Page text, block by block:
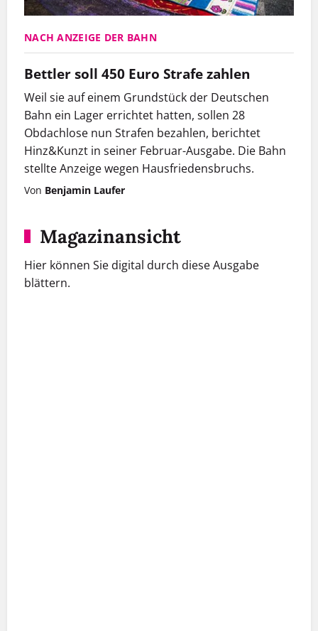
NACH ANZEIGE DER BAHN
Bettler soll 450 Euro Strafe zahlen
Weil sie auf einem Grundstück der Deutschen
Bahn ein Lager errichtet hatten, sollen 28
Obdachlose nun Strafen bezahlen, berichtet
Hinz&Kunzt in seiner Februar-Ausgabe. Die Bahn
stellte Anzeige wegen Hausfriedensbruchs.
Von Benjamin Laufer
Magazinansicht
Hier können Sie digital durch diese Ausgabe
blättern.